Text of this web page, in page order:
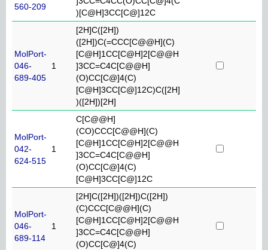
560-209
)[C@H]3CC[C@]12C
MolPort-
046-
689-405
1
[2H]C([2H])
([2H])C(=CCC[C@@H](C)
[C@H]1CC[C@H]2[C@@H
]3CC=C4C[C@@H]
(O)CC[C@]4(C)
[C@H]3CC[C@]12C)C([2H]
)([2H])[2H]
MolPort-
042-
624-515
1
C[C@@H]
(CO)CCC[C@@H](C)
[C@H]1CC[C@H]2[C@@H
]3CC=C4C[C@@H]
(O)CC[C@]4(C)
[C@H]3CC[C@]12C
MolPort-
046-
689-114
1
[2H]C([2H])([2H])C([2H])
(C)CCC[C@@H](C)
[C@H]1CC[C@H]2[C@@H
]3CC=C4C[C@@H]
(O)CC[C@]4(C)